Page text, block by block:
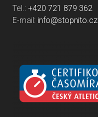
Tel.: +420 721 879 362
E-mail: info@stopnito.cz